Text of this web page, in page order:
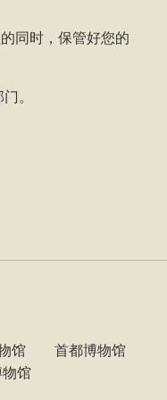
同时，保管好您的
。
馆
首都博物馆
物馆